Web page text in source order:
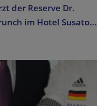
der Reserve Dr.
im Hotel Susato...